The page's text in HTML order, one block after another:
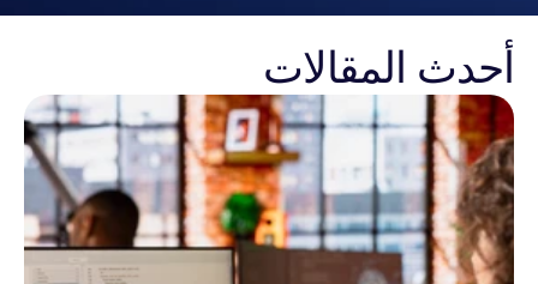
أحدث المقالات